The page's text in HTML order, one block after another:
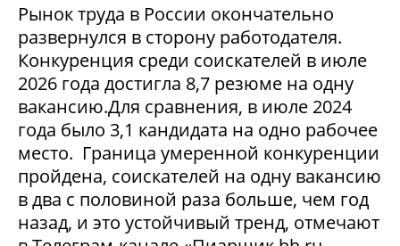
Рынок труда в России окончательно
развернулся в сторону работодателя.
Конкуренция среди соискателей в июле
2026 года достигла 8,7 резюме на одну
вакансию.Для сравнения, в июле 2024
года было 3,1 кандидата на одно рабочее
место. Граница умеренной конкуренции
пройдена, соискателей на одну вакансию
в два с половиной раза больше, чем год
назад, и это устойчивый тренд, отмечают